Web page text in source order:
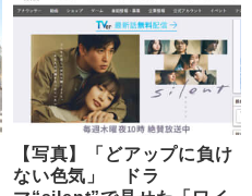
【写真】「どアップに負け
ない色気」 ドラ